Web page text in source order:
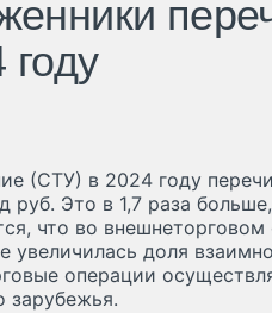
(СТУ) в 2024 году
руб. Это в 1,7 раза
что во
увеличилась доля
операции
зарубежья.